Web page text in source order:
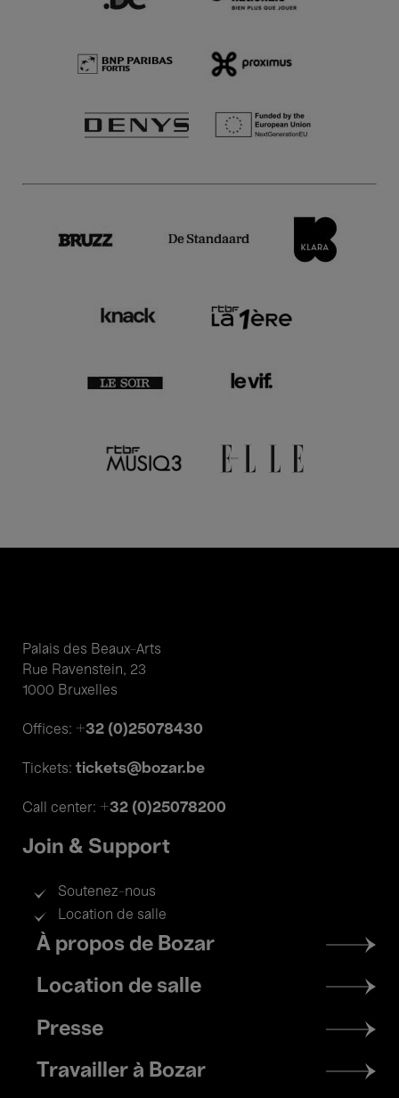
Palais des Beaux-Arts
Rue Ravenstein, 23
1000 Bruxelles
Offices: +32 (0)25078430
Tickets: tickets@bozar.be
Call center: +32 (0)25078200
Join & Support
Soutenez-nous
Location de salle
Footer
menu
À propos de Bozar
Location de salle
Presse
Travailler à Bozar